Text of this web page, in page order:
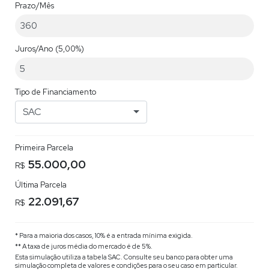
Prazo/Mês
Juros/Ano (5,00%)
Tipo de Financiamento
SAC
Primeira Parcela
R$ 55.000,00
Última Parcela
R$ 22.091,67
* Para a maioria dos casos, 10% é a entrada mínima exigida.
** A taxa de juros média do mercado é de 5%.
Esta simulação utiliza a tabela SAC. Consulte seu banco para obter uma
simulação completa de valores e condições para o seu caso em particular.